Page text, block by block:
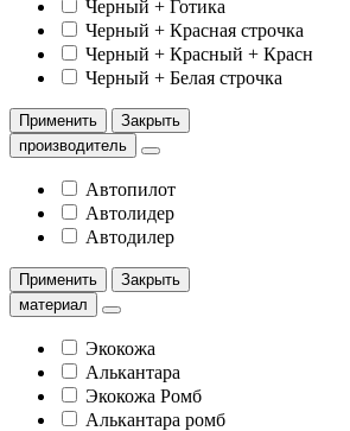
Черный + Готика
Черный + Красная строчка
Черный + Красный + Красн
Черный + Белая строчка
Применить
Закрыть
производитель
Автопилот
Автолидер
Автодилер
Применить
Закрыть
материал
Экокожа
Алькантара
Экокожа Ромб
Алькантара ромб